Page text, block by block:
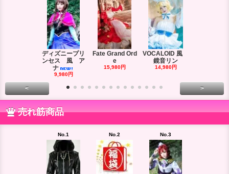
ディズニープリ
ンセス 風 ア
ナ
9,980円
Fate Grand Ord
e
15,980円
VOCALOID 風
鏡音リン
14,980円
< >
売れ筋商品
No.1 No.2 No.3